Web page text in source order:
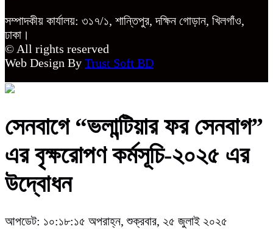
সম্পাদকীয় কার্যালয়: ৩১৭/১, শান্তিপুর, দক্ষিন গোড়ান, খিলগাঁও,
ঢাকা।
© All rights reserved
Web Design By Trust Soft BD
সেনবাগে “ভলান্টিয়ার ফর সেনবাগ”
এর বৃক্ষরোপণ কর্মসূচি-২০২৫ এর
উদ্বোধন
আপডেট: ১০:১৮:১৫ অপরাহ্ন, শুক্রবার, ২৫ জুলাই ২০২৫